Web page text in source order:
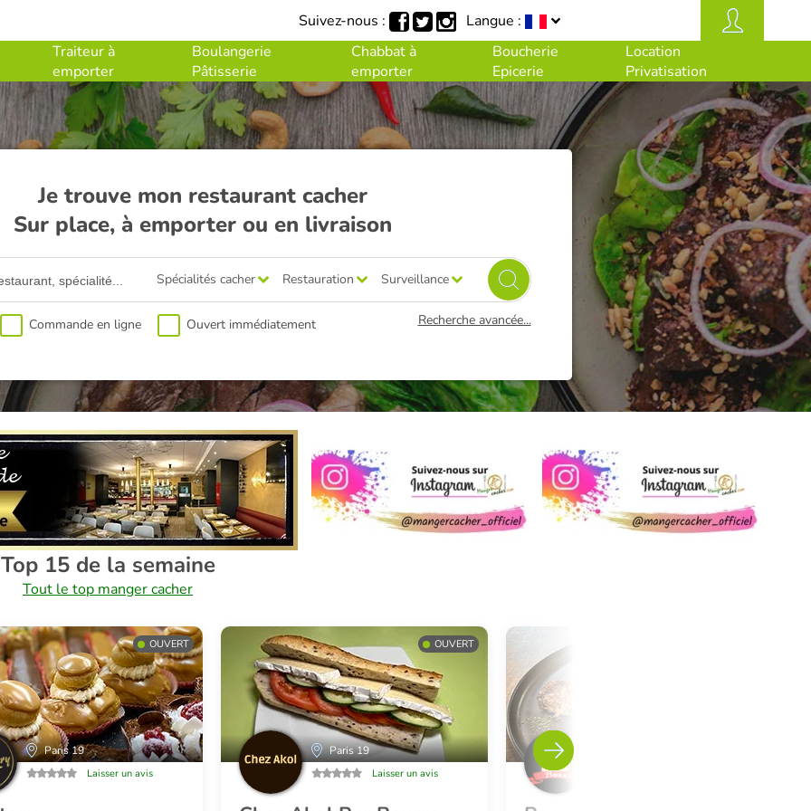
Langue :
Traiteur à
emporter
Boulangerie
Pâtisserie
Chabbat à
emporter
Boucherie
Epicerie
Location
Privatisation
Suivez-nous :
Je trouve mon restaurant cacher
Sur place, à emporter ou en livraison
Spécialités cacher Restauration Surveillance
Commande en ligne Ouvert immédiatement Recherche avancée...
Top 15 de la semaine
Tout le top manger cacher
OUVERT
Paris 19
Laisser un avis
OUVERT
Paris 19
Laisser un avis